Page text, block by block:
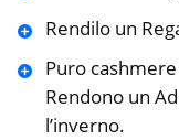
Rendilo un
Puro
Rendono un
l’inverno.